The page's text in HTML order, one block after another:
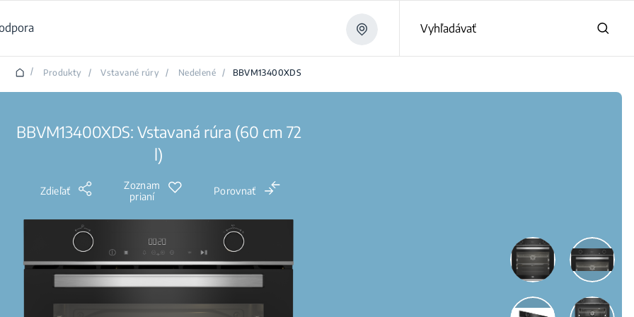
Vyhľadávať
/ Produkty / Vstavané rúry / Nedelené / BBVM13400XDS
BBVM13400XDS: Vstavaná rúra (60 cm 72
l)
Zdieľať
Zoznam
prianí
Porovnať